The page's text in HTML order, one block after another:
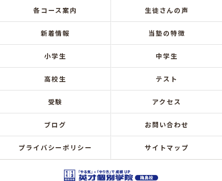
各コース案内 生徒さんの声
新着情報 当塾の特徴
小学生 中学生
高校生 テスト
受験 アクセス
ブログ お問い合わせ
プライバシーポリシー サイトマップ